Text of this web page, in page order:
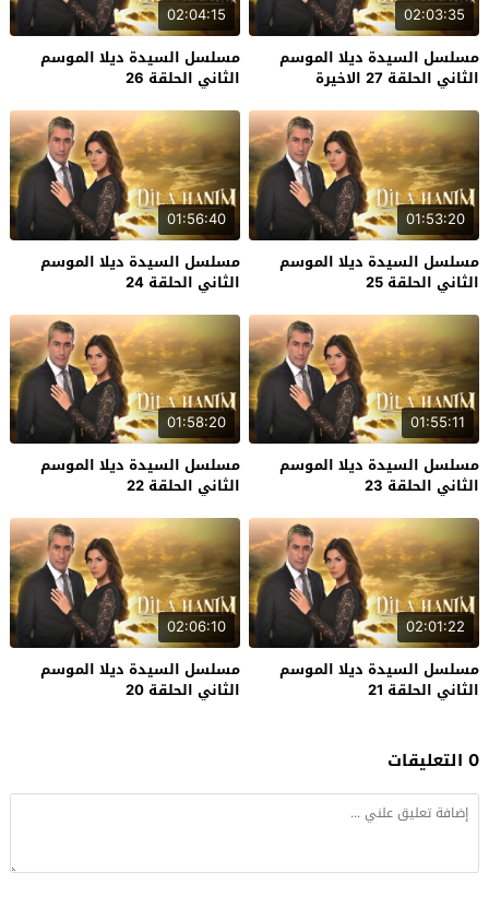
02:03:35
مسلسل السيدة ديلا الموسم
الثاني الحلقة 27 الاخيرة
02:04:15
مسلسل السيدة ديلا الموسم
الثاني الحلقة 26
01:53:20
مسلسل السيدة ديلا الموسم
الثاني الحلقة 25
01:56:40
مسلسل السيدة ديلا الموسم
الثاني الحلقة 24
01:55:11
مسلسل السيدة ديلا الموسم
الثاني الحلقة 23
01:58:20
مسلسل السيدة ديلا الموسم
الثاني الحلقة 22
02:01:22
مسلسل السيدة ديلا الموسم
الثاني الحلقة 21
02:06:10
مسلسل السيدة ديلا الموسم
الثاني الحلقة 20
0 التعليقات